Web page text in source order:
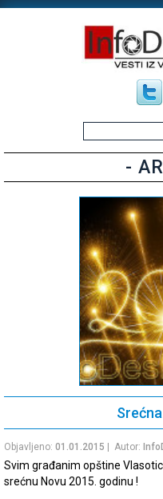
-
Objavljeno: 01.01.2015 | Autor:
Svim građanim opštine
srećnu Novu 2015. godinu !